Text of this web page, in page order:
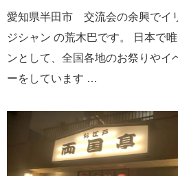
愛知県半田市 交流会の余興でイ
ジシャン の荒木巴です。 日本で
ンとして、全国各地のお祭りやイ
ーをしています …